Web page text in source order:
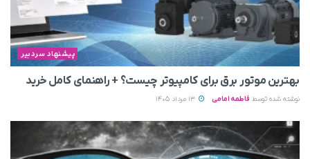
پیشنهاد سردبیر
بهترین موتور برق برای کامپیوتر چیست؟ + راهنمای کامل خرید
نوشته شده توسط فاطمه امامی